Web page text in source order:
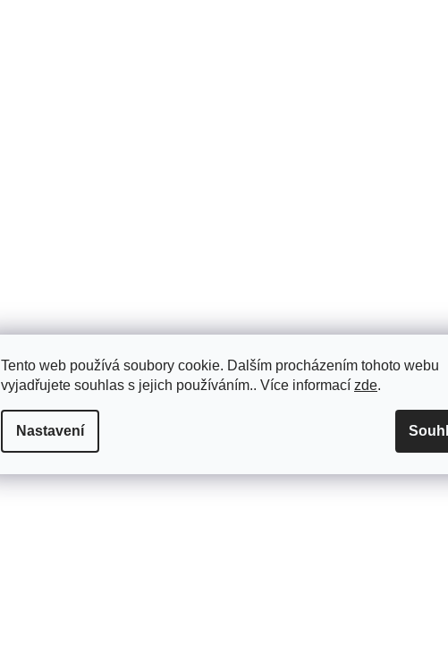
Tento web používá soubory cookie. Dalším procházením tohoto webu
vyjadřujete souhlas s jejich používáním.. Více informací zde.
Nastavení